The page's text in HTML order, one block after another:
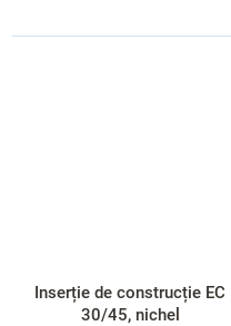
Inserție de construcție EC
30/45, nichel